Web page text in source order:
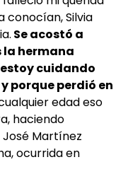
conocían, Silvia
Se acostó a
la hermana
cuidando
porque perdió en
edad eso
haciendo
Martínez
ocurrida en